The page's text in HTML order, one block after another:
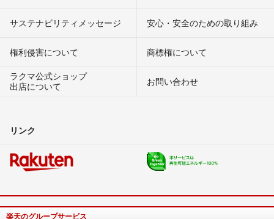
サステナビリティメッセージ 安心・安全のための取り組み
権利侵害について
商標権について
ラクマ公式ショップ
出店について
お問い合わせ
リンク
楽天のグループサービス